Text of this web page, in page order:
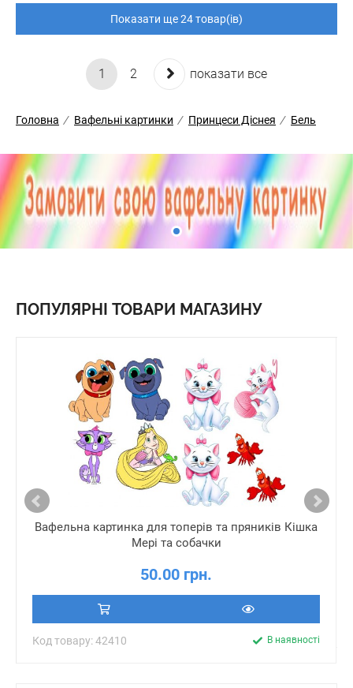
Показати ще 24 товар(ів)
1 2 показати все
Головна / Вафельні картинки / Принцеси Діснея / Бель
ПОПУЛЯРНІ ТОВАРИ МАГАЗИНУ
Вафельна картинка для топерів та пряників Кішка
Мері та собачки
50.00 грн.
Код товару: 42410 В наявності